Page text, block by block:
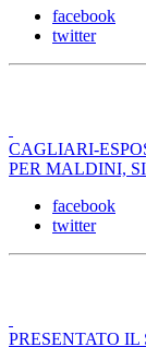
facebook
twitter
CAGLIARI-
PER MALDINI,
facebook
twitter
PRESENTATO